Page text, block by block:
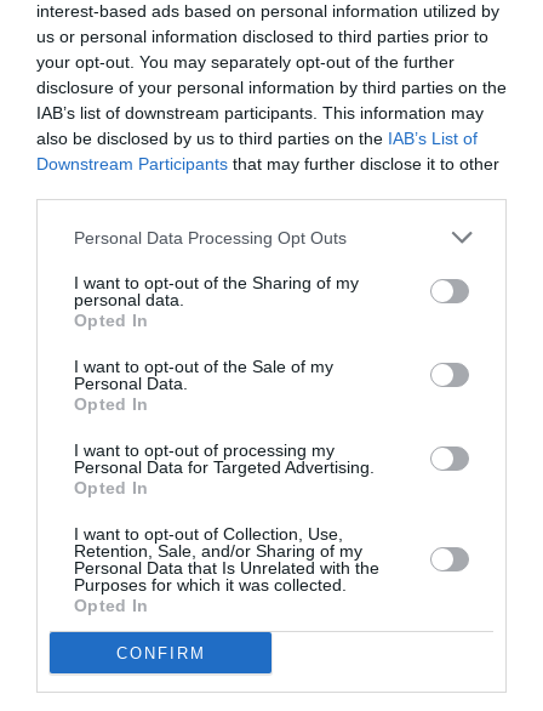
interest-based ads based on personal information utilized by
us or personal information disclosed to third parties prior to
your opt-out. You may separately opt-out of the further
disclosure of your personal information by third parties on the
IAB’s list of downstream participants. This information may
also be disclosed by us to third parties on the IAB’s List of
Downstream Participants that may further disclose it to other
Personal Data Processing Opt Outs
I want to opt-out of the Sharing of my
personal data.
Opted In
I want to opt-out of the Sale of my
Personal Data.
Opted In
I want to opt-out of processing my
Personal Data for Targeted Advertising.
Opted In
I want to opt-out of Collection, Use,
Retention, Sale, and/or Sharing of my
Personal Data that Is Unrelated with the
Purposes for which it was collected.
Opted In
CONFIRM
A380 de Lufthansa : les « vrais » sièges hublot en
classe Affaires deviennent payants
Serge13a commenté l'article :
Pointe‑à‑Pitre – Panama City : Air France ouvre un pont
aérien vers l’Amérique latine
histoire de l'aviation
FAIT ENCORE
L’ACTUALITÉ